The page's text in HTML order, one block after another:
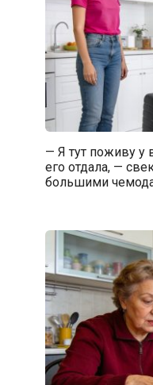
— Я тут поживу у
его отдала, —
большими